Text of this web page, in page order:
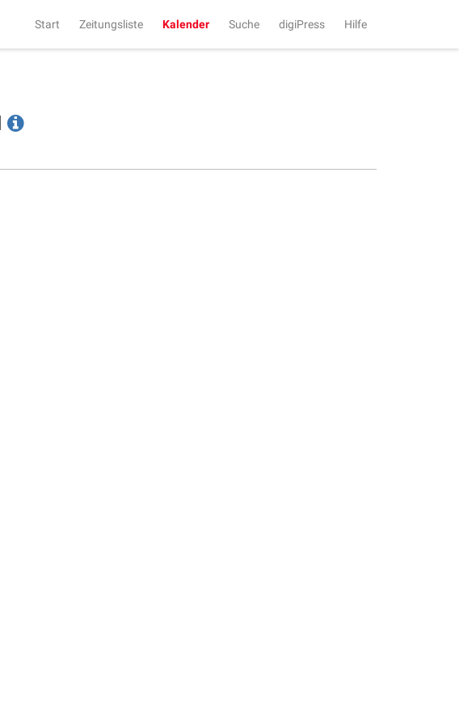
Start Zeitungsliste Kalender Suche digiPress Hilfe